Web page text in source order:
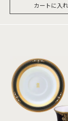
カートに入